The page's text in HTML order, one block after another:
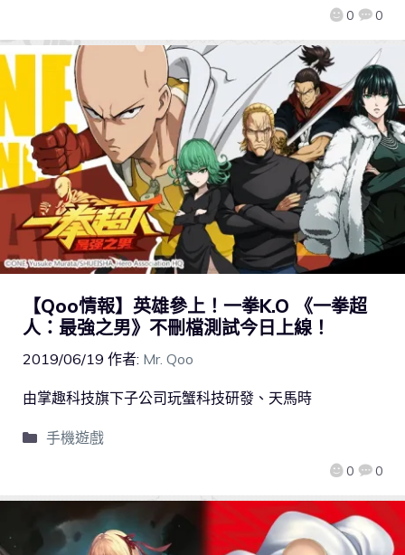
0 0
【Qoo情報】英雄參上！一拳K.O 《一拳超
人：最強之男》不刪檔測試今日上線！
2019/06/19 作者: Mr. Qoo
0 0
由掌趣科技旗下子公司玩蟹科技研發、天馬時
手機遊戲